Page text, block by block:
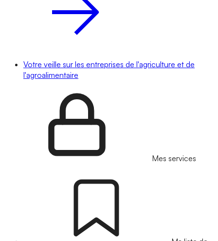
Votre veille sur les entreprises de l'agriculture et de
l'agroalimentaire
Mes services